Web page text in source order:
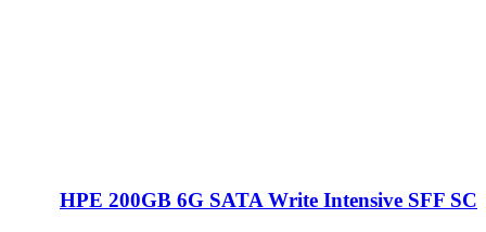
HPE 200GB 6G SATA Write Intensive SFF SC